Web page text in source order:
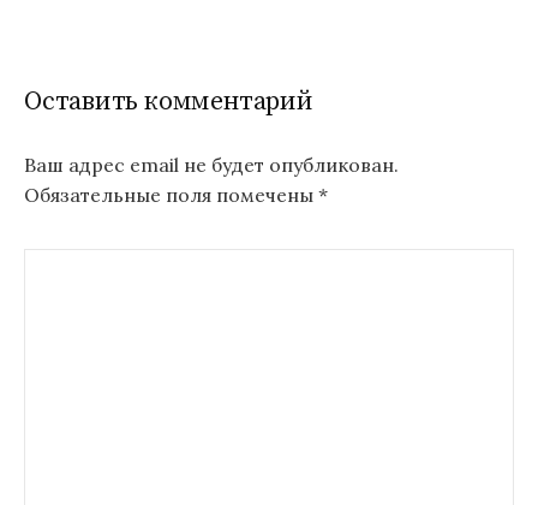
Оставить комментарий
Ваш адрес email не будет опубликован.
Обязательные поля помечены *